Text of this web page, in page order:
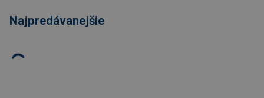
Najpredávanejšie